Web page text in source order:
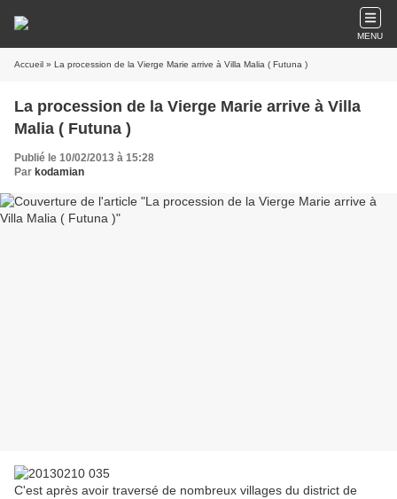
MENU
Accueil » La procession de la Vierge Marie arrive à Villa Malia ( Futuna )
La procession de la Vierge Marie arrive à Villa
Malia ( Futuna )
Publié le 10/02/2013 à 15:28
Par kodamian
C'est après avoir traversé de nombreux villages du district de